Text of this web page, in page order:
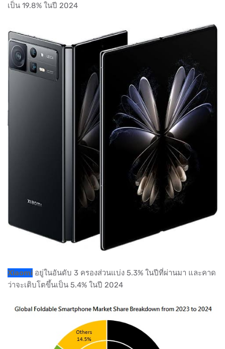
เป็น 19.8% ในปี 2024
Xiaomi อยู่ในอันดับ 3 ครองส่วนแบ่ง 5.3% ในปีที่ผ่านมา และคาด
ว่าจะเติบโตขึ้นเป็น 5.4% ในปี 2024